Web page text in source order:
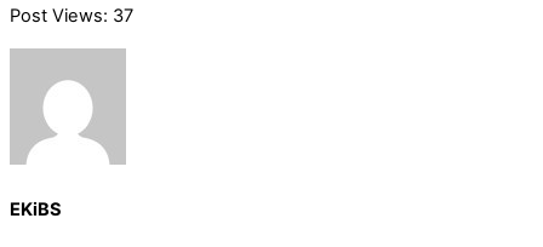
Post Views: 37
EKiBS